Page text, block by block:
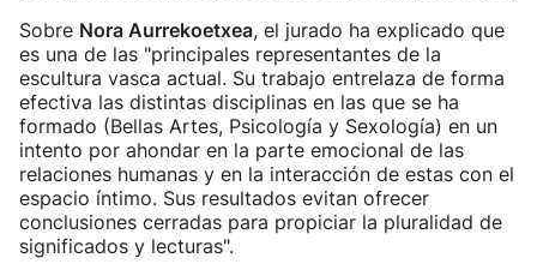
Sobre Nora Aurrekoetxea, el jurado ha explicado que
es una de las "principales representantes de la
escultura vasca actual. Su trabajo entrelaza de forma
efectiva las distintas disciplinas en las que se ha
formado (Bellas Artes, Psicología y Sexología) en un
intento por ahondar en la parte emocional de las
relaciones humanas y en la interacción de estas con el
espacio íntimo. Sus resultados evitan ofrecer
conclusiones cerradas para propiciar la pluralidad de
significados y lecturas".